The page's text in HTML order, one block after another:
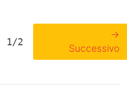
1/2
→
Successivo